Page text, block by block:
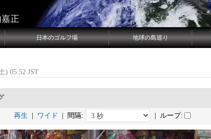
正
日本のゴルフ場 地球の島巡り
) 05:52 JST
再生 ワイド | 間隔: | ループ: